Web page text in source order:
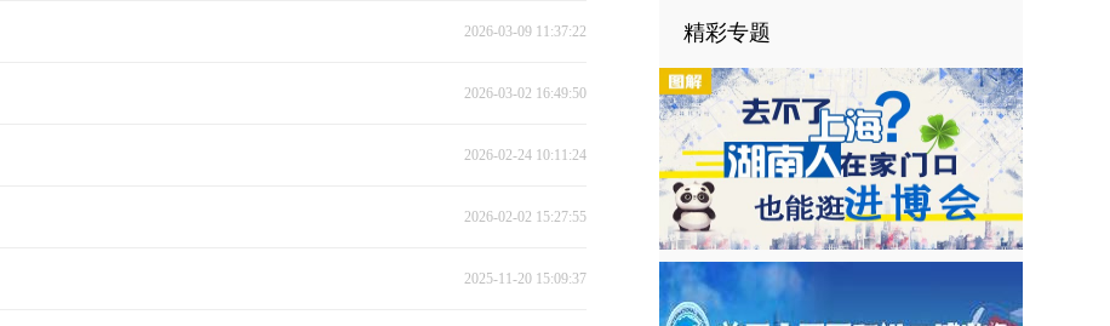
2026-03-09 11:37:22
2026-03-02 16:49:50
2026-02-24 10:11:24
2026-02-02 15:27:55
2025-11-20 15:09:37
精彩专题